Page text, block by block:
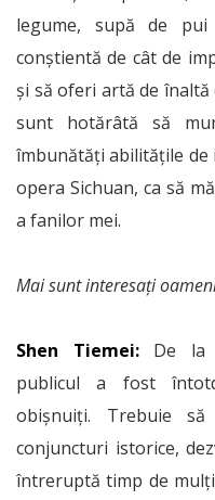
legume, supă de
conștientă de cât de
și să oferi artă de
sunt hotărâtă să
îmbunătăți abilitățile de
opera Sichuan, ca să
a fanilor mei.
Mai sunt interesați
Shen Tiemei: De la
publicul a fost
obișnuiți. Trebuie
conjuncturi istorice,
întreruptă timp de